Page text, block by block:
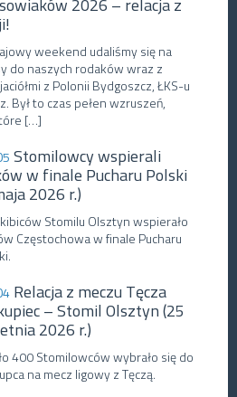
2026 – relacja z
weekend udaliśmy się na
do naszych rodaków wraz z
z Polonii Bydgoszcz, ŁKS-u
Był to czas pełen wzruszeń,
[…]
Stomilowcy wspierali
w finale Pucharu Polski
2026 r.)
Stomilu Olsztyn wspierało
Częstochowa w finale Pucharu
Relacja z meczu Tęcza
– Stomil Olsztyn (25
2026 r.)
400 Stomilowców wybrało się do
na mecz ligowy z Tęczą.